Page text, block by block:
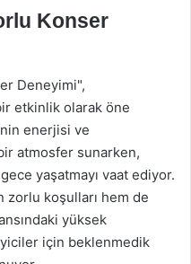
Konser
Deneyimi",
etkinlik olarak öne
enerjisi ve
atmosfer sunarken,
yaşatmayı vaat ediyor.
zorlu koşulları hem de
yüksek
için beklenmedik